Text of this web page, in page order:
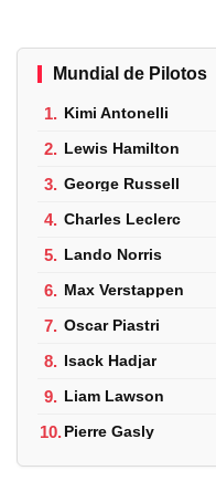
Mundial de Pilotos
1. Kimi Antonelli
2. Lewis Hamilton
3. George Russell
4. Charles Leclerc
5. Lando Norris
6. Max Verstappen
7. Oscar Piastri
8. Isack Hadjar
9. Liam Lawson
10.Pierre Gasly